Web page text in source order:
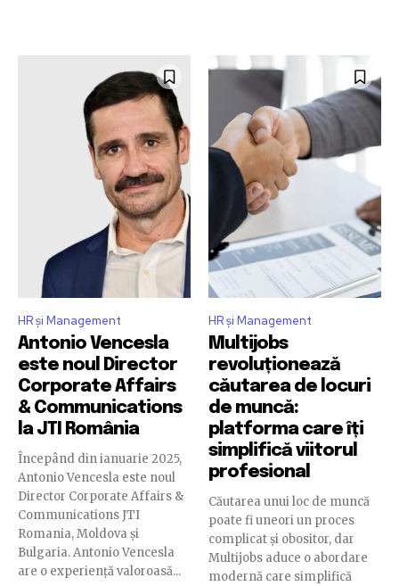
HR și Management
Antonio Vencesla
este noul Director
Corporate Affairs
& Communications
la JTI România
Începând din ianuarie 2025,
Antonio Vencesla este noul
Director Corporate Affairs &
Communications JTI
Romania, Moldova și
Bulgaria. Antonio Vencesla
are o experiență valoroasă...
HR și Management
Multijobs
revoluționează
căutarea de locuri
de muncă:
platforma care îți
simplifică viitorul
profesional
Căutarea unui loc de muncă
poate fi uneori un proces
complicat și obositor, dar
Multijobs aduce o abordare
modernă care simplifică